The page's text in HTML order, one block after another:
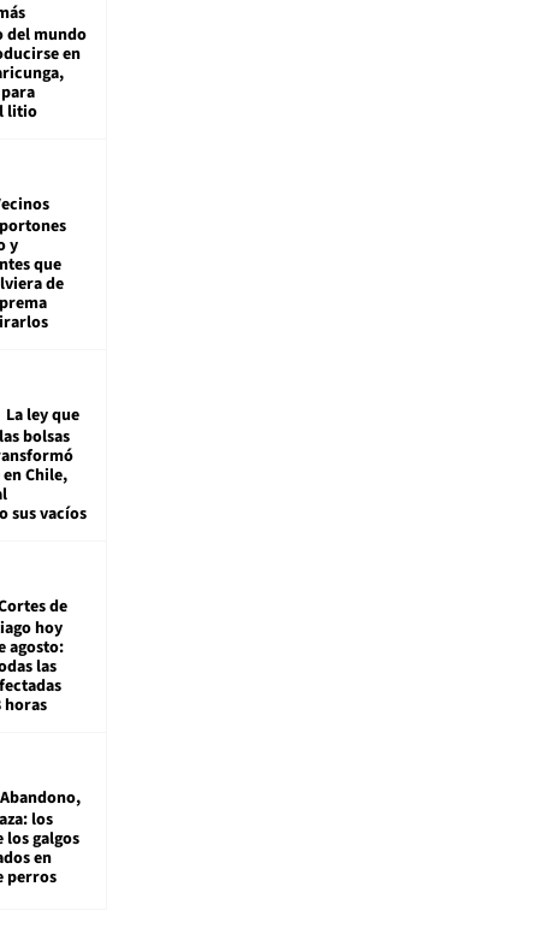
del mundo
en
litio
y
que
de
La ley que
bolsas
Chile,
sus vacíos
de
hoy
agosto:
las
horas
Abandono,
los
los galgos
en
perros